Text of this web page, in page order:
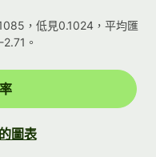
，低見0.1024，平均匯
。
圖表